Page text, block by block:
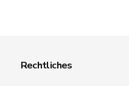
Rechtliches